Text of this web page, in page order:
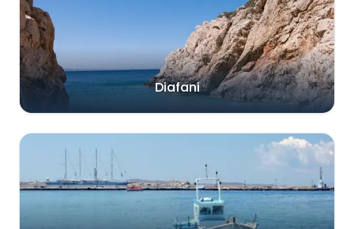
Diafani